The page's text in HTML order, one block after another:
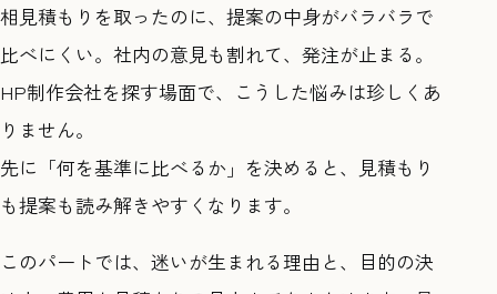
相見積もりを取ったのに、提案の中身がバラバラで
比べにくい。社内の意見も割れて、発注が止まる。
HP制作会社を探す場面で、こうした悩みは珍しくあ
りません。
先に「何を基準に比べるか」を決めると、見積もり
も提案も読み解きやすくなります。
このパートでは、迷いが生まれる理由と、目的の決